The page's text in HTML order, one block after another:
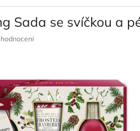
Sada se svíčkou a